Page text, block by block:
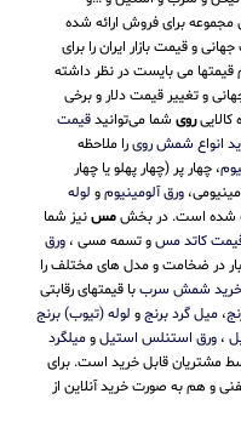
برای فروش ارائه شده
و قیمت بازار ایران را برای
قیمتها می بایست در نظر داشته
و تغییر قیمت دلار و برخی
روی شما می‌توانیدقیمت
انواع شمش رویرا ملاحظه
، چهار پر (چهار پهلو یا چهار
ورق آلومینیومو لوله
شده است. در بخشمسنیز شما
کاتد مسو تسمه مسی ، ورق
در ضخامت و مدل های مختلف را
خرید شمش سرببا قیمتهای رقابتی
، میل گرد برنجو لوله (تیوب) برنج
، ورق استنلس استیلومیلگرد
مشتریان قابل خرید است. برای
و هم به صورت خرید آنلاین از